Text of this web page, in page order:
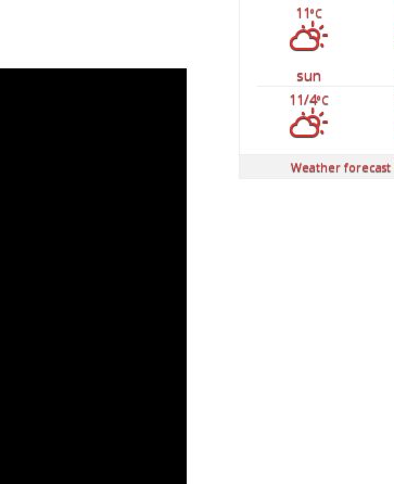
11°C
sun
11/4°C
Weather forecast